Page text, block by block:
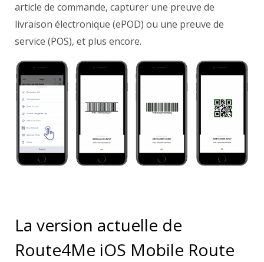
article de commande, capturer une preuve de
livraison électronique (ePOD) ou une preuve de
service (POS), et plus encore.
La version actuelle de
Route4Me iOS Mobile Route